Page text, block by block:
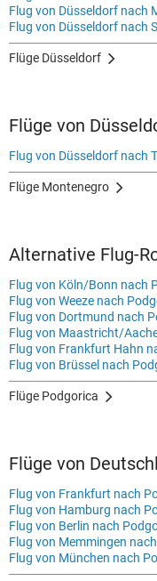
Flug von Düsseldorf nach
Flug von Düsseldorf nach
Flüge Düsseldorf
Flüge von
Flug von Düsseldorf nach
Flüge Montenegro
Alternative Flug-
Flug von Köln/Bonn nach
Flug von Weeze nach
Flug von Dortmund nach
Flug von Maastricht/
Flug von Frankfurt Hahn
Flug von Brüssel nach
Flüge Podgorica
Flüge von
Flug von Frankfurt nach
Flug von Hamburg nach
Flug von Berlin nach
Flug von Memmingen
Flug von München nach